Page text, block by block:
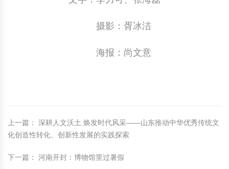
摄影：胥冰洁
海报：尚文意
上一篇 ： 深耕人文沃土 焕发时代风采——山东推动中华优秀传统文
化创造性转化、创新性发展的实践探索
下一篇 ： 河南开封：博物馆里过暑假